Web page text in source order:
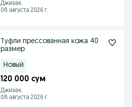
Джизак
08 августа 2026 г.
Туфли прессованная кожа 40
размер
Новый
120 000 сум
Джизак
08 августа 2026 г.